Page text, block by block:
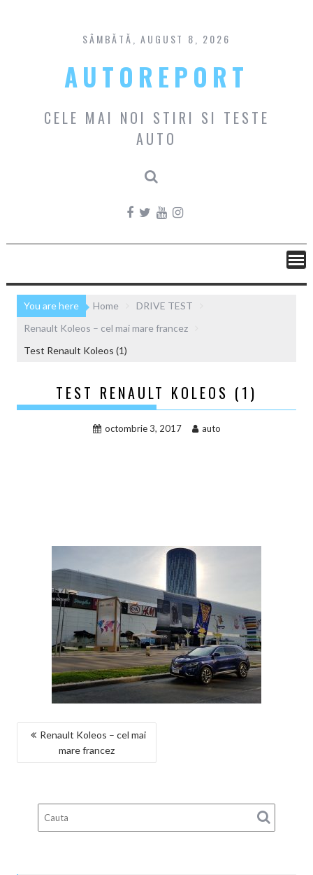
content
SÂMBĂTĂ, AUGUST 8, 2026
AUTOREPORT
CELE MAI NOI STIRI SI TESTE
AUTO
You are here Home
DRIVE TEST
Renault Koleos – cel mai mare francez
Test Renault Koleos (1)
TEST RENAULT KOLEOS (1)
octombrie 3, 2017 auto
NAVIGARE
Renault Koleos – cel mai
mare francez